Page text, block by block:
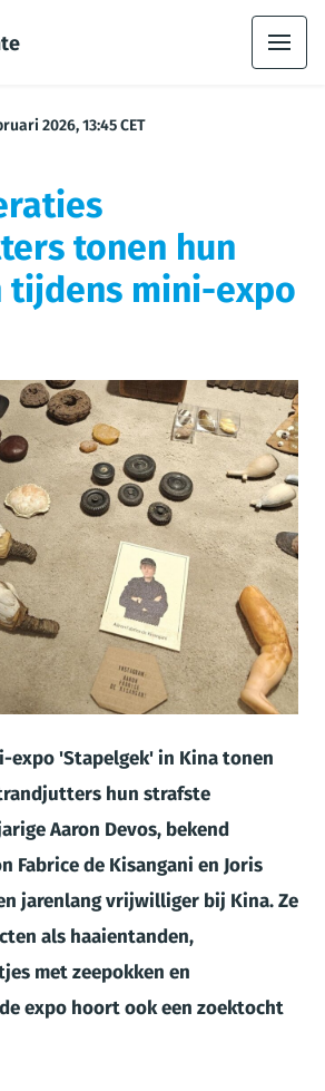
2026, 13:45 CET
tonen hun
tijdens mini-expo
expo 'Stapelgek' in Kina tonen
hun strafste
Aaron Devos, bekend
Fabrice de Kisangani en Joris
jarenlang vrijwilliger bij Kina. Ze
als haaientanden,
met zeepokken en
expo hoort ook een zoektocht